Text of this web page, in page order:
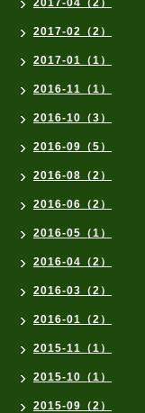
2017-04（2）
2017-02（2）
2017-01（1）
2016-11（1）
2016-10（3）
2016-09（5）
2016-08（2）
2016-06（2）
2016-05（1）
2016-04（2）
2016-03（2）
2016-01（2）
2015-11（1）
2015-10（1）
2015-09（2）